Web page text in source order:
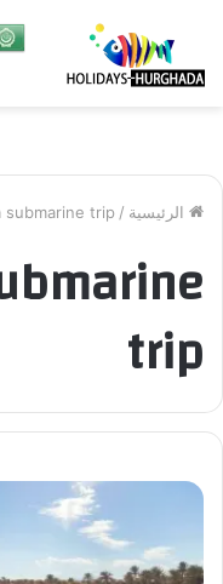
الرئيسية /
submarine trip
trip